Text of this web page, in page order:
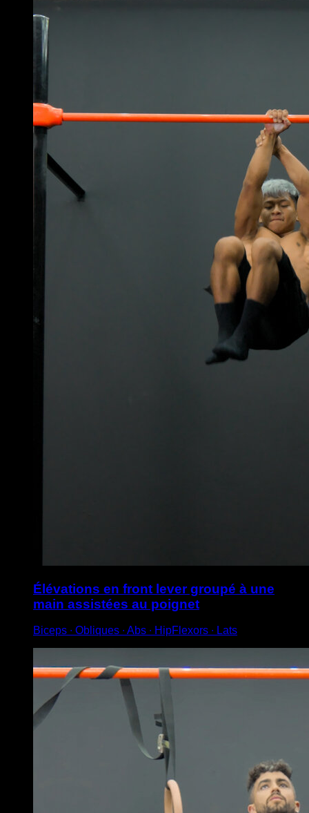
Élévations en front lever groupé à une
main assistées au poignet
Biceps ∙ Obliques ∙ Abs ∙ HipFlexors ∙ Lats